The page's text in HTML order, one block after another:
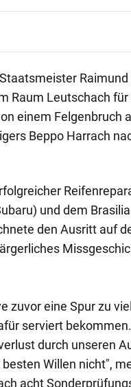
Raum Leutschach
einem Felgenbruch
Beppo Harrach
und dem
den Ausritt auf
zuvor eine Spur zu
serviert
durch unseren
Willen nicht",
acht